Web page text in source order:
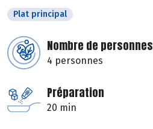
Plat principal
Nombre de personnes
4 personnes
Préparation
20 min